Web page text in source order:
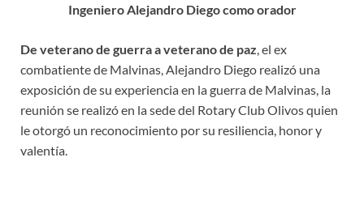
Ingeniero Alejandro Diego como orador
De veterano de guerra a veterano de paz, el ex
combatiente de Malvinas, Alejandro Diego realizó una
exposición de su experiencia en la guerra de Malvinas, la
reunión se realizó en la sede del Rotary Club Olivos quien
le otorgó un reconocimiento por su resiliencia, honor y
valentía.